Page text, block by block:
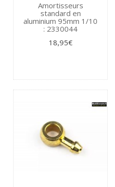
Amortisseurs
standard en
aluminium 95mm 1/10
: 2330044
18,95€